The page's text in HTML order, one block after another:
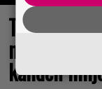
Tulevasta
näyttäisi
kahden